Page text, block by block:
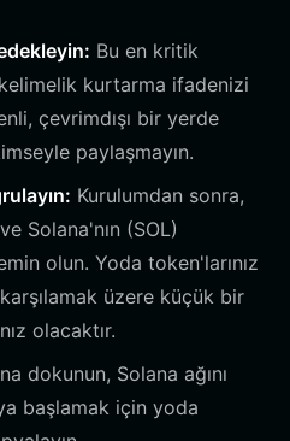
Bu en kritik
kurtarma ifadenizi
çevrimdışı bir yerde
paylaşmayın.
Kurulumdan sonra,
Solana'nın (SOL)
olun. Yoda token'larınız
üzere küçük bir
olacaktır.
dokunun, Solana ağını
başlamak için yoda